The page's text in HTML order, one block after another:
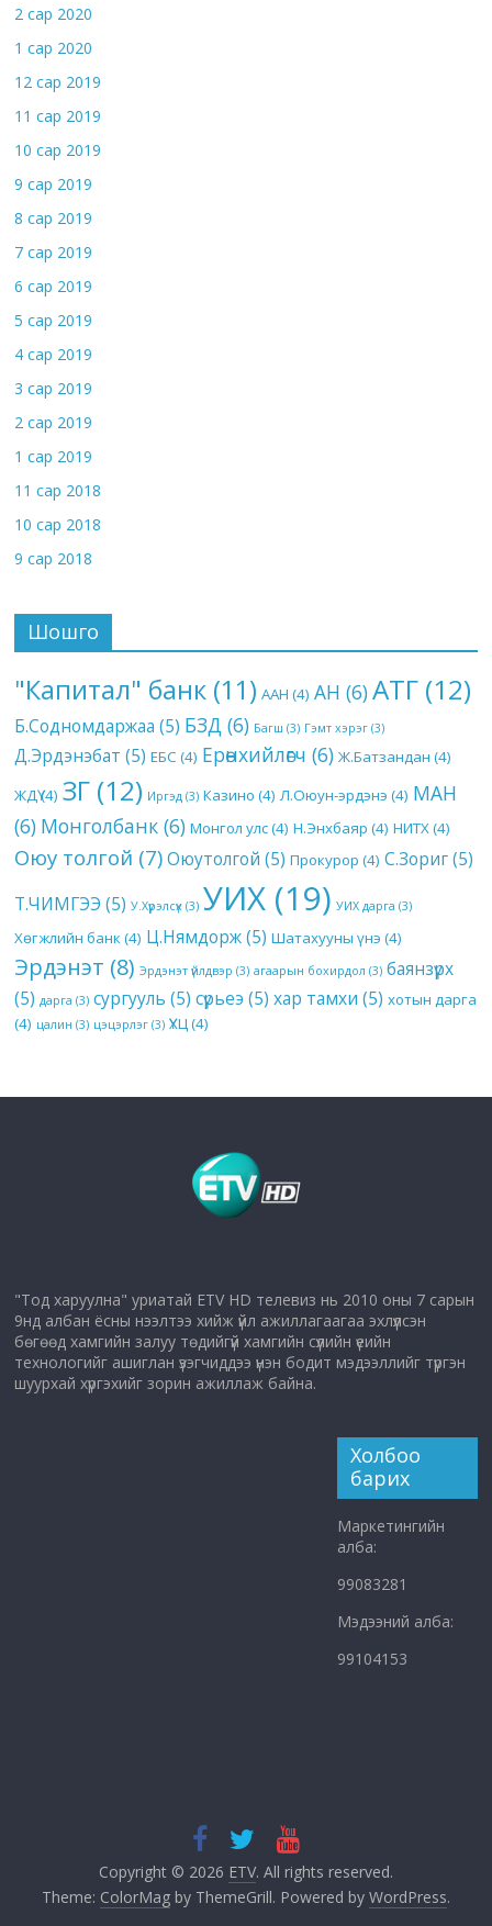
2 сар 2020
1 сар 2020
12 сар 2019
11 сар 2019
10 сар 2019
9 сар 2019
8 сар 2019
7 сар 2019
6 сар 2019
5 сар 2019
4 сар 2019
3 сар 2019
2 сар 2019
1 сар 2019
11 сар 2018
10 сар 2018
9 сар 2018
Шошго
"Капитал" банк (11) ААН (4) АН (6)АТГ (12)
Б.Содномдаржаа (5) БЗД (6) Багш (3) Гэмт хэрэг (3)
Д.Эрдэнэбат (5) ЕБС (4) Ерөнхийлөгч (6) Ж.Батзандан (4)
ЖДҮ(4) ЗГ (12) Иргэд (3) Казино (4) Л.Оюун-эрдэнэ (4) МАН
(6) Монголбанк (6) Монгол улс(4) Н.Энхбаяр (4) НИТХ(4)
Оюу толгой (7) Оюутолгой (5) Прокурор (4) С.Зориг(5)
Т.ЧИМГЭЭ (5) У.Хүрэлсүх (3) УИХ (19) УИХ дарга (3)
Хөгжлийн банк(4) Ц.Нямдорж(5) Шатахууны үнэ (4)
Эрдэнэт (8) Эрдэнэт үйлдвэр (3) агаарын бохирдол (3) баянзүрх
(5) дарга (3) сургууль (5) сүрьеэ (5) хар тамхи (5) хотын дарга
(4) цалин (3) цэцэрлэг (3) ҮХЦ(4)
"Тод харуулна" уриатай ETV HD телевиз нь 2010 оны 7 сарын
9нд албан ёсны нээлтээ хийж үйл ажиллагаагаа эхлүүлсэн
бөгөөд хамгийн залуу төдийгүй хамгийн сүүлийн үеийн
технологийг ашиглан үзэгчиддээ үнэн бодит мэдээллийг түргэн
шуурхай хүргэхийг зорин ажиллаж байна.
Холбоо
барих
Маркетингийн
алба:
99083281
Мэдээний алба:
99104153
Copyright © 2026 ETV. All rights reserved.
Theme: ColorMagby ThemeGrill. Powered by WordPress.